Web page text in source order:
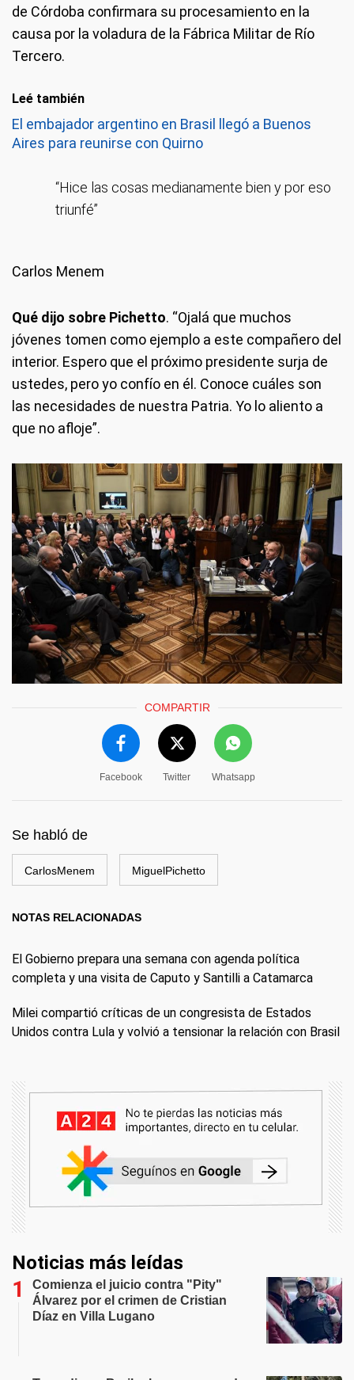
de Córdoba confirmara su procesamiento en la
causa por la voladura de la Fábrica Militar de Río
Tercero.
Leé también
El embajador argentino en Brasil llegó a Buenos
Aires para reunirse con Quirno
“Hice las cosas medianamente bien y por eso
triunfé”
Carlos Menem
Qué dijo sobre Pichetto. “Ojalá que muchos
jóvenes tomen como ejemplo a este compañero del
interior. Espero que el próximo presidente surja de
ustedes, pero yo confío en él. Conoce cuáles son
las necesidades de nuestra Patria. Yo lo aliento a
que no afloje”.
COMPARTIR
Facebook Twitter Whatsapp
Se habló de
CarlosMenem MiguelPichetto
NOTAS RELACIONADAS
El Gobierno prepara una semana con agenda política
completa y una visita de Caputo y Santilli a Catamarca
Milei compartió críticas de un congresista de Estados
Unidos contra Lula y volvió a tensionar la relación con Brasil
Noticias más leídas
Comienza el juicio contra "Pity"
Álvarez por el crimen de Cristian
Díaz en Villa Lugano